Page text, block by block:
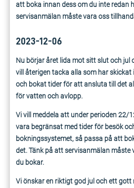
att boka innan dess om du inte redan
servisanmälan måste vara oss
2023-12-06
Nu börjar året lida mot sitt slut och jul
vill återigen tacka alla som har skickat
och bokat tider för att ansluta till det
för vatten och avlopp.
Vi vill meddela att under perioden 22/
vara begränsat med tider för besök
bokningssystemet, så passa på att
det. Tänk på att servisanmälan måste
du bokar.
Vi önskar en riktigt god jul och ett gott